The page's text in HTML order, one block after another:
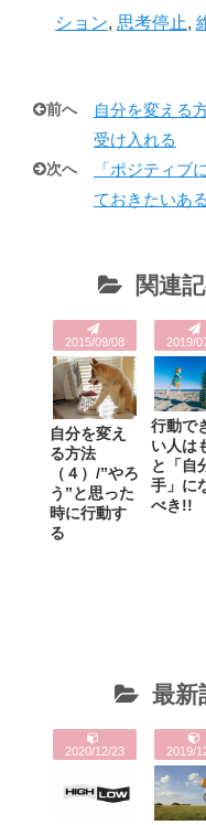
ション, 思考停止,
前へ
自分を変える
受け入れる
次へ
「ポジティブ
ておきたいあ
関連記
2015/09/08
自分を変え
る方法
（４）/”やろ
う”と思った
時に行動す
る
2019/
行動で
い人は
と「自
手」に
べき!!
最新
2020/12/23 2019/